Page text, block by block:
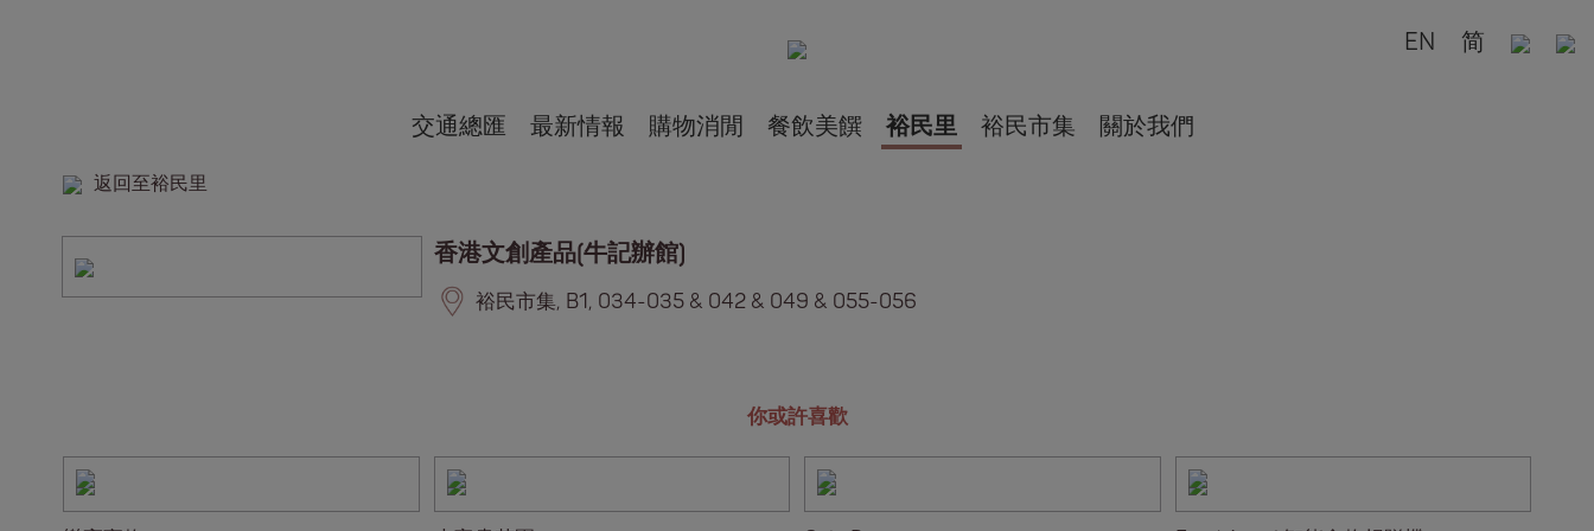
EN 简
交通總匯 最新情報 購物消閒 餐飲美饌 裕民里 裕民市集 關於我們
返回至裕民里
香港文創產品(牛記辦館)
裕民市集, B1, 034-035 & 042 & 049 & 055-056
你或許喜歡